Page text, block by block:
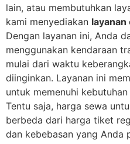
lain, atau membutuhkan
kami menyediakan
Dengan layanan ini, Anda
menggunakan kendaraan
mulai dari waktu
diinginkan. Layanan ini
untuk memenuhi
Tentu saja, harga sewa
berbeda dari harga tiket
dan kebebasan yang Anda